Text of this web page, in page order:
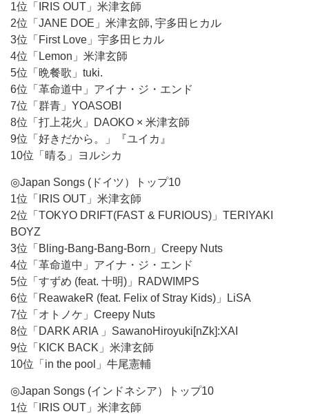
1位「IRIS OUT」米津玄師
2位「JANE DOE」米津玄師, 宇多田ヒカル
3位「First Love」宇多田ヒカル
4位「Lemon」米津玄師
5位「晩餐歌」tuki.
6位「革命道中」アイナ・ジ・エンド
7位「群青」YOASOBI
8位「打上花火」DAOKO × 米津玄師
9位「好きだから。」『ユイカ』
10位「晴る」ヨルシカ
◎Japan Songs (ドイツ）トップ10
1位「IRIS OUT」米津玄師
2位「TOKYO DRIFT(FAST & FURIOUS)」TERIYAKI
BOYZ
3位「Bling-Bang-Bang-Born」Creepy Nuts
4位「革命道中」アイナ・ジ・エンド
5位「すずめ (feat. 十明)」RADWIMPS
6位「ReawakeR (feat. Felix of Stray Kids)」LiSA
7位「オトノケ」Creepy Nuts
8位「DARK ARIA 」SawanoHiroyuki[nZk]:XAI
9位「KICK BACK」米津玄師
10位「in the pool」牛尾憲輔
◎Japan Songs (インドネシア）トップ10
1位「IRIS OUT」米津玄師